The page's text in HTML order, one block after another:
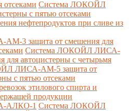
отсеками Система ЛОКОЙЛ
с пятью отсеками
нефтепродуктов при сливе из
3 защита от смешения для
Система ЛОКОЙЛ ЛИСА-
для автоцистерны с четырьмя
ЛИСА-AM-5 защита от
с пятью отсеками
этилового спирта и
продукции
AЛКО-1 Система ЛОКОЙЛ